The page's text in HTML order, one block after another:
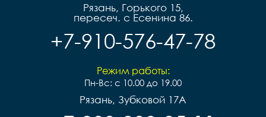
Рязань, Горького 15,
пересеч. с Есенина 86.
+7-910-576-47-78
Режим работы:
Пн-Вс: с 10.00 до 19.00
Рязань, Зубковой 17А